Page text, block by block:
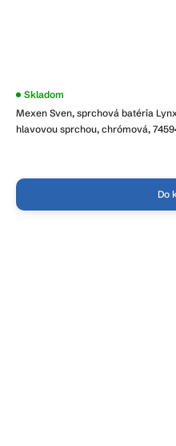
Mexen Sven, sprchová batéria
hlavovou sprchou, chrómová,
Skladom
Do